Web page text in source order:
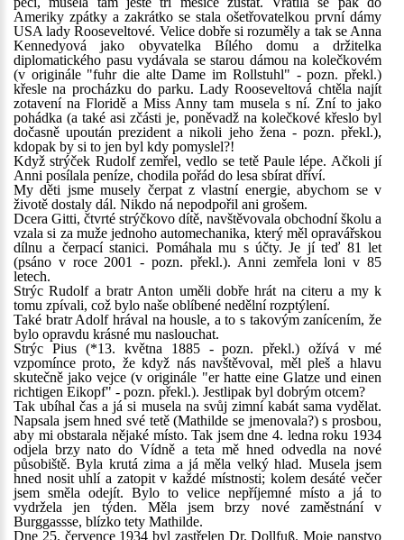
Ameriky zpátky a zakrátko se stala ošetřovatelkou první dámy
USA lady Rooseveltové. Velice dobře si rozuměly a tak se Anna
Kennedyová jako obyvatelka Bílého domu a držitelka
diplomatického pasu vydávala se starou dámou na kolečkovém
(v originále "fuhr die alte Dame im Rollstuhl" - pozn. překl.)
křesle na procházku do parku. Lady Rooseveltová chtěla najít
zotavení na Floridě a Miss Anny tam musela s ní. Zní to jako
pohádka (a také asi zčásti je, poněvadž na kolečkové křeslo byl
dočasně upoután prezident a nikoli jeho žena - pozn. překl.),
kdopak by si to jen byl kdy pomyslel?!
Když strýček Rudolf zemřel, vedlo se tetě Paule lépe. Ačkoli jí
Anni posílala peníze, chodila pořád do lesa sbírat dříví.
My děti jsme musely čerpat z vlastní energie, abychom se v
životě dostaly dál. Nikdo ná nepodpořil ani grošem.
Dcera Gitti, čtvrté strýčkovo dítě, navštěvovala obchodní školu a
vzala si za muže jednoho automechanika, který měl opravářskou
dílnu a čerpací stanici. Pomáhala mu s účty. Je jí teď 81 let
(psáno v roce 2001 - pozn. překl.). Anni zemřela loni v 85
letech.
Strýc Rudolf a bratr Anton uměli dobře hrát na citeru a my k
tomu zpívali, což bylo naše oblíbené nedělní rozptýlení.
Také bratr Adolf hrával na housle, a to s takovým zanícením, že
bylo opravdu krásné mu naslouchat.
Strýc Pius (*13. května 1885 - pozn. překl.) ožívá v mé
vzpomínce proto, že když nás navštěvoval, měl pleš a hlavu
skutečně jako vejce (v originále "er hatte eine Glatze und einen
richtigen Eikopf" - pozn. překl.). Jestlipak byl dobrým otcem?
Tak ubíhal čas a já si musela na svůj zimní kabát sama vydělat.
Napsala jsem hned své tetě (Mathilde se jmenovala?) s prosbou,
aby mi obstarala nějaké místo. Tak jsem dne 4. ledna roku 1934
odjela brzy nato do Vídně a teta mě hned odvedla na nové
působiště. Byla krutá zima a já měla velký hlad. Musela jsem
hned nosit uhlí a zatopit v každé místnosti; kolem desáté večer
jsem směla odejít. Bylo to velice nepříjemné místo a já to
vydržela jen týden. Měla jsem brzy nové zaměstnání v
Burggassse, blízko tety Mathilde.
Dne 25. července 1934 byl zastřelen Dr. Dollfuß. Moje panstvo